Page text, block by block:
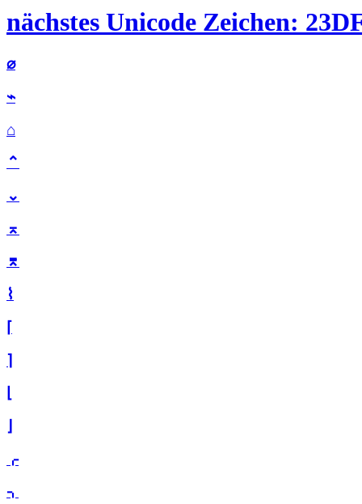
nächstes Unicode Zeichen:
⌀
⌁
⌂
⌃
⌄
⌅
⌆
⌇
⌈
⌉
⌌
⌍